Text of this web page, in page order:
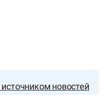
новостей